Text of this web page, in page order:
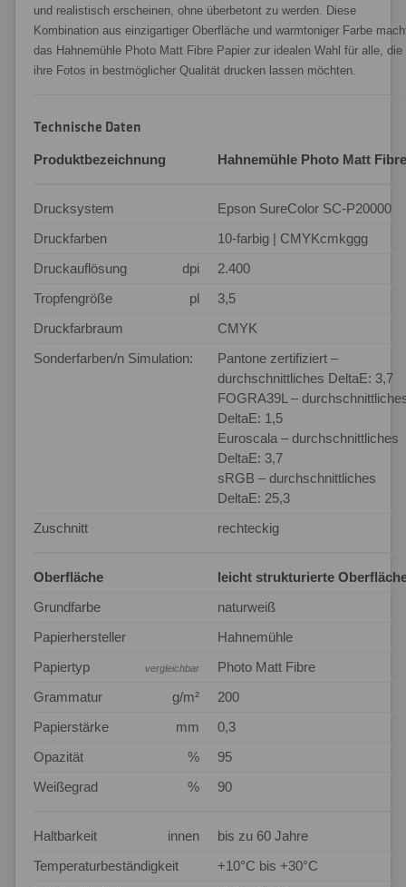
und realistisch erscheinen, ohne überbetont zu werden. Diese
Kombination aus einzigartiger Oberfläche und warmtoniger Farbe
das Hahnemühle Photo Matt Fibre Papier zur idealen Wahl für alle, die
ihre Fotos in bestmöglicher Qualität drucken lassen möchten.
Technische Daten
Produktbezeichnung Hahnemühle Photo Matt Fibre
Drucksystem
Epson SureColor SC-P20000
Druckfarben
10-farbig | CMYKcmkggg
Druckauflösung
dpi
2.400
Tropfengröße
pl
3,5
Druckfarbraum
CMYK
Sonderfarben/n Simulation:
Pantone zertifiziert –
durchschnittliches DeltaE: 3,7
FOGRA39L –
DeltaE: 1,5
Euroscala – durchschnittliches
DeltaE: 3,7
sRGB – durchschnittliches
DeltaE: 25,3
Zuschnitt
rechteckig
Oberfläche
leicht strukturierte
Grundfarbe
naturweiß
Papierhersteller
Hahnemühle
Papiertyp
vergleichbar
Photo Matt Fibre
Grammatur
g/m²
200
Papierstärke
mm
0,3
Opazität
%
95
Weißegrad
% 90
Haltbarkeit innen
bis zu 60 Jahre
Temperaturbeständigkeit
+10°C bis +30°C